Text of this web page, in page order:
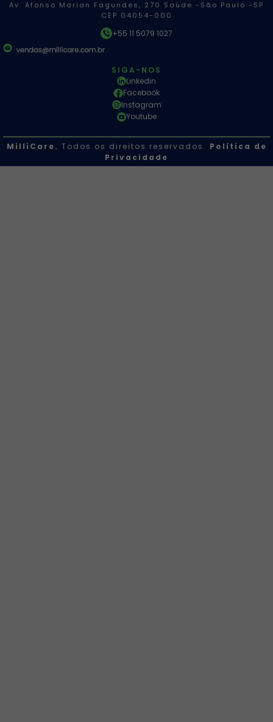
Av. Afonso Marian Fagundes, 270 Saúde -São Paulo -SP
CEP 04054-000
+55 11 5079 1027
SIGA-NOS
Linkedin
Facebook
Instagram
Youtube
MilliCare. Todos os direitos reservados. Política de
Privacidade